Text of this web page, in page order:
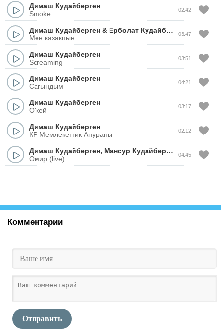
Димаш Кудайберген
Smoke
02:42
Димаш Кудайберген & Ерболат Кудайбергенов &
Мен казакпын
03:47
Димаш Кудайберген
Screaming
03:51
Димаш Кудайберген
Сагындым
04:21
Димаш Кудайберген
О'кей
03:17
Димаш Кудайберген
КР Мемлекеттик Анураны
02:12
Димаш Кудайберген, Мансур Кудайберген
Омир (live)
04:45
Комментарии
Отправить